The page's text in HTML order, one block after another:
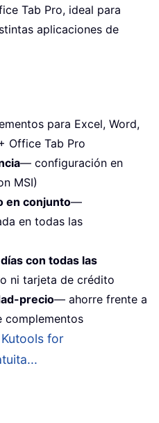
Tab Pro, ideal para
aplicaciones de
para Excel, Word,
Office Tab Pro
— configuración en
MSI)
en conjunto—
en todas las
con todas las
ni tarjeta de crédito
precio— ahorre frente a
complementos
for